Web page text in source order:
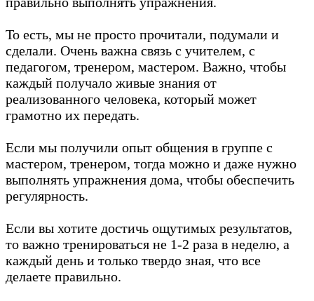
То есть, мы не просто прочитали, подумали и
сделали. Очень важна связь с учителем, с
педагогом, тренером, мастером. Важно, чтобы
каждый получало живые знания от
реализованного человека, который может
грамотно их передать.
Если мы получили опыт общения в группе с
мастером, тренером, тогда можно и даже нужно
выполнять упражнения дома, чтобы обеспечить
регулярность.
Если вы хотите достичь ощутимых результатов,
то важно тренироваться не 1-2 раза в неделю, а
каждый день и только твердо зная, что все
делаете правильно.